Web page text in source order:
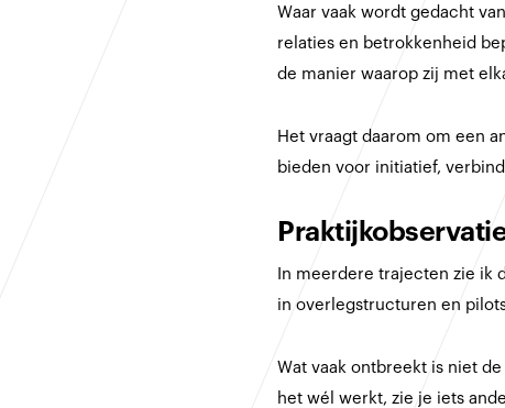
Waar vaak wordt gedacht
relaties en betrokkenheid
de manier waarop zij met
Het vraagt daarom om een
bieden voor initiatief,
In meerdere trajecten zie ik
in overlegstructuren en
Wat vaak ontbreekt is niet
het wél werkt, zie je iets